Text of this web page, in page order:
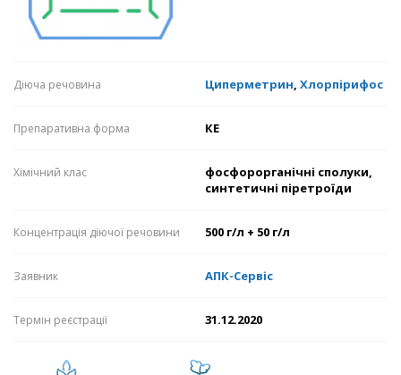
Діюча речовина Циперметрин, Хлорпірифос
Препаративна форма КЕ
Хімічний клас
фосфорорганічні сполуки,
синтетичні піретроїди
Концентрація діючої речовини 500 г/л + 50 г/л
Заявник АПК-Сервіс
Термін реєстрації 31.12.2020